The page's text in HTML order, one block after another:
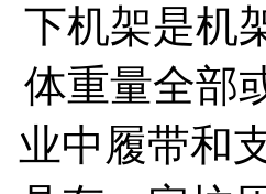
下机架是机
体重量全部
业中履带和